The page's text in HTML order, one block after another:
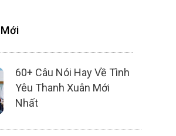
60+ Câu Nói Hay Về Tình
Yêu Thanh Xuân Mới
Nhất